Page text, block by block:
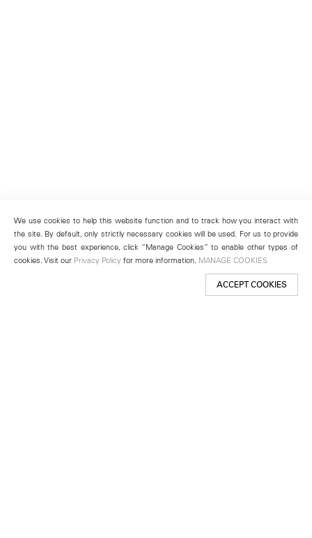
We use cookies to help this website function and to track how you interact with
the site. By default, only strictly necessary cookies will be used. For us to provide
you with the best experience, click “Manage Cookies” to enable other types of
cookies. Visit our Privacy Policy for more information. MANAGE COOKIES
ACCEPT COOKIES